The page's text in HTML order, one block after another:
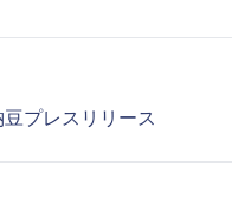
プレスリリース